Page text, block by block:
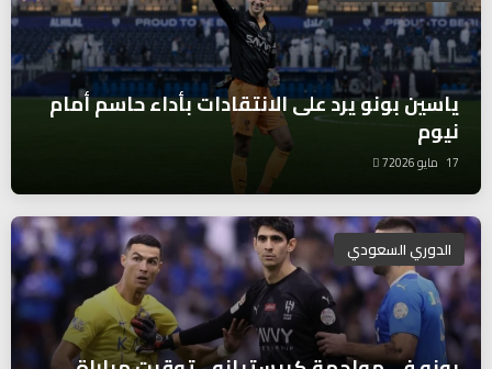
ياسين بونو يرد على الانتقادات بأداء حاسم أمام
نيوم
17 مايو 2026 7
الدوري السعودي